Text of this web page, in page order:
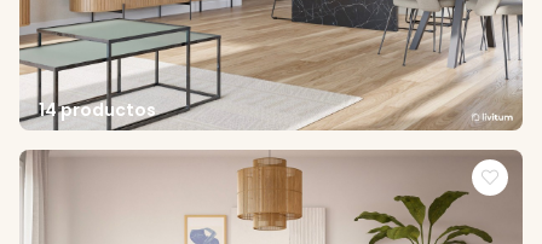
14 productos